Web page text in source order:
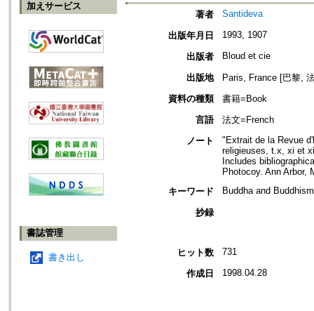
加えサービス
書誌管理
書き出し
著者 Santideva
出版年月日 1993, 1907
出版者 Bloud et cie
出版地
Paris, France [巴黎,
資料の種類
書籍=Book
言語
法文=French
ノート
"Extrait de la Revue
religieuses, t.x, xi et
Includes
Photocoy. Ann Arbor,
キーワード
Buddha and Buddhism
抄録
ヒット数 731
作成日 1998.04.28